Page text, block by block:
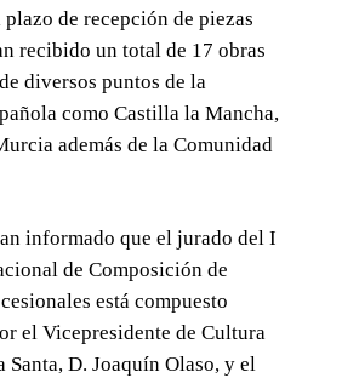
de recepción de piezas
recibido un total de 17 obras
diversos puntos de la
como Castilla la Mancha,
además de la Comunidad
informado que el jurado del I
de Composición de
está compuesto
el Vicepresidente de Cultura
Santa, D. Joaquín Olaso, y el